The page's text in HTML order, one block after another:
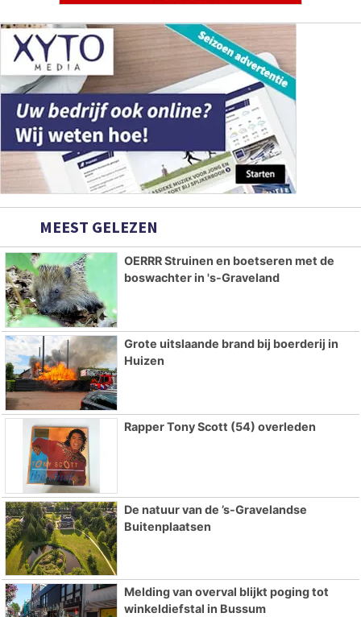
MEEST GELEZEN
OERRR Struinen en boetseren met de
boswachter in 's-Graveland
Grote uitslaande brand bij boerderij in
Huizen
Rapper Tony Scott (54) overleden
De natuur van de ’s-Gravelandse
Buitenplaatsen
Melding van overval blijkt poging tot
winkeldiefstal in Bussum